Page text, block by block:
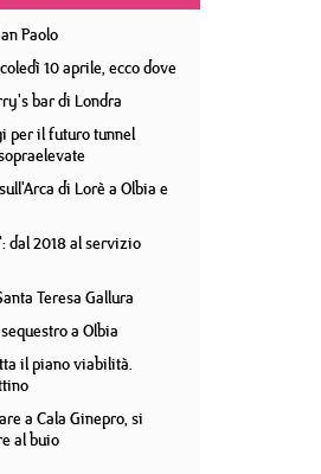
Paolo
10 aprile, ecco dove
bar di Londra
per il futuro tunnel
di Lorè a Olbia e
dal 2018 al servizio
Teresa Gallura
a Olbia
il piano viabilità.
a Cala Ginepro, si
al buio